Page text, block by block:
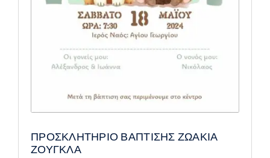
ΠΡΟΣΚΛΗΤΗΡΙΟ ΒΑΠΤΙΣΗΣ ΖΩΑΚΙΑ
ΖΟΥΓΚΛΑ